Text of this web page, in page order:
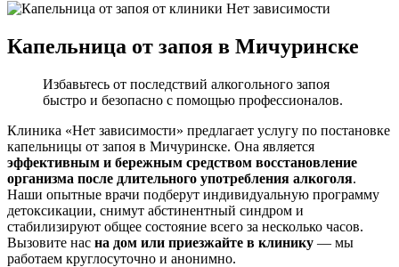
Капельница от запоя в Мичуринске
Избавьтесь от последствий алкогольного запоя
быстро и безопасно с помощью профессионалов.
Клиника «Нет зависимости» предлагает услугу по постановке
капельницы от запоя в Мичуринске. Она является
эффективным и бережным средством восстановление
организма после длительного употребления алкоголя.
Наши опытные врачи подберут индивидуальную программу
детоксикации, снимут абстинентный синдром и
стабилизируют общее состояние всего за несколько часов.
Вызовите нас на дом или приезжайте в клинику — мы
работаем круглосуточно и анонимно.